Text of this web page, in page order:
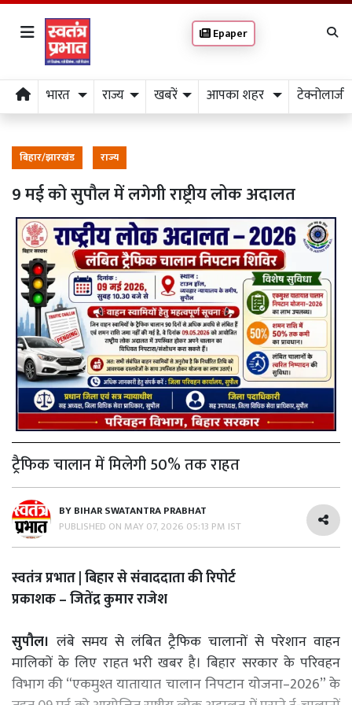
Epaper
भारत राज्य खबरें आपका शहर टेक्नोलाजी
बिहार/झारखंड राज्य
9 मई को सुपौल में लगेगी राष्ट्रीय लोक अदालत
ट्रैफिक चालान में मिलेगी 50% तक राहत
BYBIHAR SWATANTRA PRABHAT
PUBLISHED ON MAY 07, 2026 05:13 PM IST
स्वतंत्र प्रभात | बिहार से संवाददाता की रिपोर्ट
प्रकाशक – जितेंद्र कुमार राजेश
सुपौल। लंबे समय से लंबित ट्रैफिक चालानों से परेशान वाहन
मालिकों के लिए राहत भरी खबर है। बिहार सरकार के परिवहन
विभाग की “एकमुश्त यातायात चालान निपटान योजना–2026” के